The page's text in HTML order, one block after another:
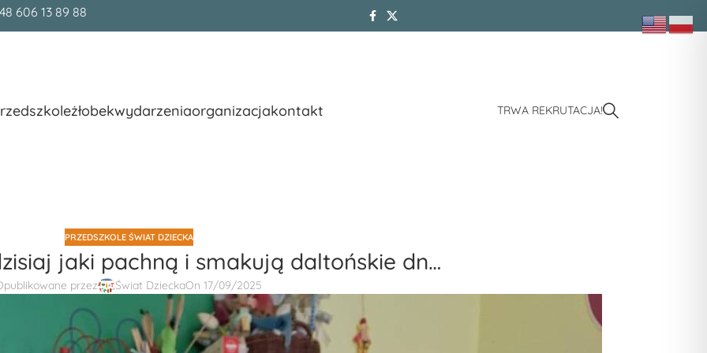
606 13 89 88
żłobekwydarzeniaorganizacjakontakt TRWA REKRUTACJA!
PRZEDSZKOLE ŚWIAT DZIECKA
jaki pachną i smakują daltońskie dn…
przez Świat DzieckaOn 17/09/2025